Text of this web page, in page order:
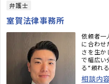
弁護士
室賀法律事務所
依頼者一
に合わせ
さを生か
で幅広い
る“頼れ
相談内